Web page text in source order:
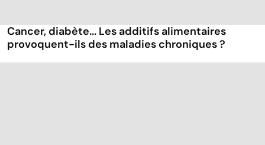
Cancer, diabète... Les additifs alimentaires
provoquent-ils des maladies chroniques ?